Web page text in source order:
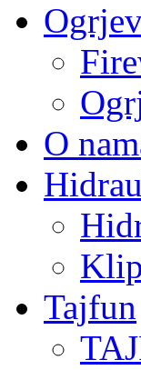
O
Tajfun